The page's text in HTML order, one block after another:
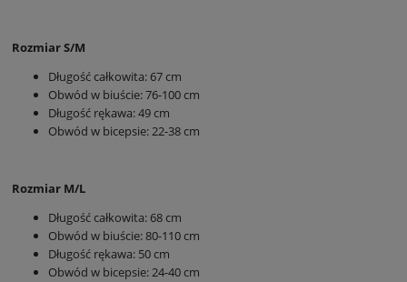
Rozmiar S/M
Długość całkowita: 67 cm
Obwód w biuście: 76-100 cm
Długość rękawa: 49 cm
Obwód w bicepsie: 22-38 cm
Rozmiar M/L
Długość całkowita: 68 cm
Obwód w biuście: 80-110 cm
Długość rękawa: 50 cm
Obwód w bicepsie: 24-40 cm